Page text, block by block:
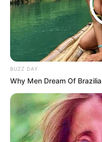
Related Articles
będzie
rozwód
padnie
BUZZ DAY
Why Men Dream Of